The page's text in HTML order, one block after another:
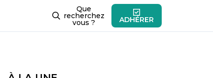
Que
recherchez
vous ? ADHÉRER